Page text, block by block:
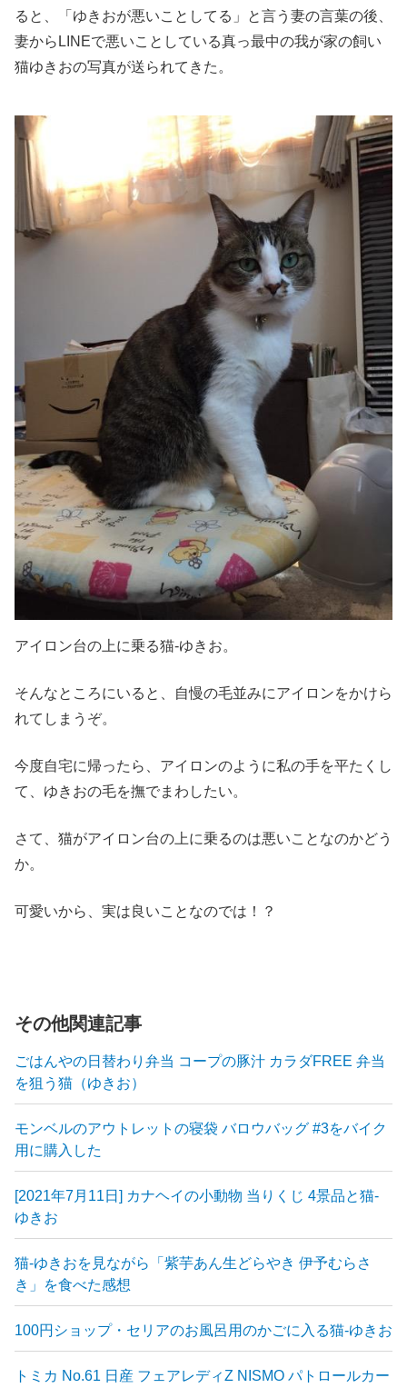
ると、「ゆきおが悪いことしてる」と言う妻の言葉の後、
妻からLINEで悪いことしている真っ最中の我が家の飼い
猫ゆきおの写真が送られてきた。
アイロン台の上に乗る猫-ゆきお。
そんなところにいると、自慢の毛並みにアイロンをかけら
れてしまうぞ。
今度自宅に帰ったら、アイロンのように私の手を平たくし
て、ゆきおの毛を撫でまわしたい。
さて、猫がアイロン台の上に乗るのは悪いことなのかどう
か。
可愛いから、実は良いことなのでは！？
その他関連記事
ごはんやの日替わり弁当 コープの豚汁 カラダFREE 弁当
を狙う猫（ゆきお）
モンベルのアウトレットの寝袋 バロウバッグ #3をバイク
用に購入した
[2021年7月11日] カナヘイの小動物 当りくじ 4景品と猫-
ゆきお
猫-ゆきおを見ながら「紫芋あん生どらやき 伊予むらさ
き」を食べた感想
100円ショップ・セリアのお風呂用のかごに入る猫-ゆきお
トミカ No.61 日産 フェアレディZ NISMO パトロールカー